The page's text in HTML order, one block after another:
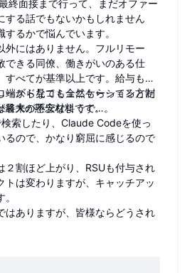
終面接まで行って、まだオファー
する話でもないかもしれません
るかで悩んでいます。
外にはありません。フルリモー
できる同僚、働きがいのある仕
すべてが基準以上です。給与も私
端から見ても全然もらってる方だ
来が不安なようで…。
ーズドなコミュニケーションと制
最大の懸念材料です。
索したり、Claude Codeを使っ
るので、かなり窮屈に感じるので
２割ほど上がり、RSUも付与され
トは変わりますが、キャッチアッ
はありますが、皆様ならどうされ